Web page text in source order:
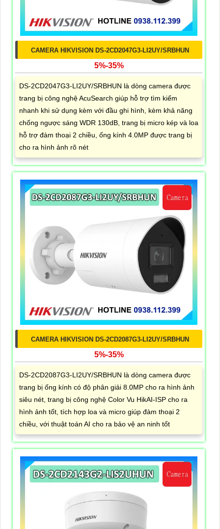
CAMERA HIKVISION DS-2CD2047G3-LI2UY/SRBHUN
5%-35%
DS-2CD2047G3-LI2UY/SRBHUN là dòng camera được
trang bị công nghệ AcuSearch giúp hỗ trợ tìm kiếm
nhanh khi sử dụng kèm với đầu ghi hình, kèm khả năng
chống ngược sáng WDR 130dB, trang bị micro kép và loa
hỗ trợ đàm thoại 2 chiều, ống kính 4.0MP được trang bị
cho ra hình ảnh rõ nét
CAMERA HIKVISION DS-2CD2087G3-LI2UY/SRBHUN
5%-35%
DS-2CD2087G3-LI2UY/SRBHUN là dòng camera được
trang bị ống kính có độ phân giải 8.0MP cho ra hình ảnh
siêu nét, trang bị công nghệ Color Vu HikAI-ISP cho ra
hình ảnh tốt, tích hợp loa và micro giúp đàm thoại 2
chiều, với thuật toán AI cho ra bảo vệ an ninh tốt